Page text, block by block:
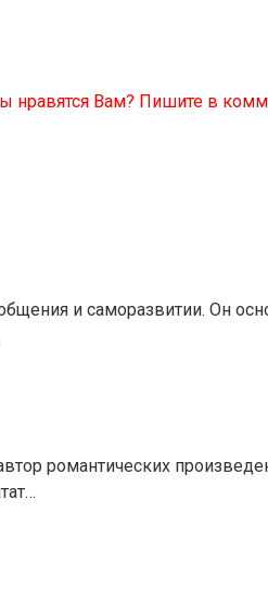
нравятся Вам? Пишите в
и саморазвитии. Он
романтических